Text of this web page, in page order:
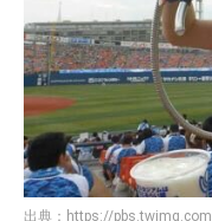
出典： https://pbs.twimg.com